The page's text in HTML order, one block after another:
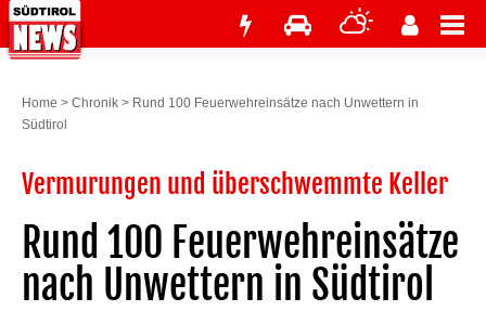
Home > Chronik > Rund 100 Feuerwehreinsätze nach Unwettern in
Südtirol
Vermurungen und überschwemmte Keller
Rund 100 Feuerwehreinsätze
nach Unwettern in Südtirol